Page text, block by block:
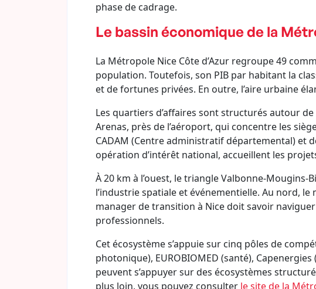
phase de cadrage.
Le bassin économique de la
La Métropole Nice Côte d’Azur regroupe 49
population. Toutefois, son PIB par habitant la
et de fortunes privées. En outre, l’aire urbaine
Les quartiers d’affaires sont structurés autour
Arenas, près de l’aéroport, qui concentre les
CADAM (Centre administratif départemental) et
opération d’intérêt national, accueillent les
À 20 km à l’ouest, le triangle Valbonne-
l’industrie spatiale et événementielle. Au nord,
manager de transition à Nice doit savoir
professionnels.
Cet écosystème s’appuie sur cinq pôles de
photonique), EUROBIOMED (santé),
peuvent s’appuyer sur des écosystèmes
plus loin, vous pouvez consulter le site de la